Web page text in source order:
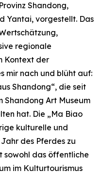
Shandong,
Yantai, vorgestellt. Das
regionale
Kontext der
mir nach und blüht auf:
Shandong“, die seit
Shandong Art Museum
hat. Die „Ma Biao
kulturelle und
des Pferdes zu
sowohl das öffentliche
im Kulturtourismus